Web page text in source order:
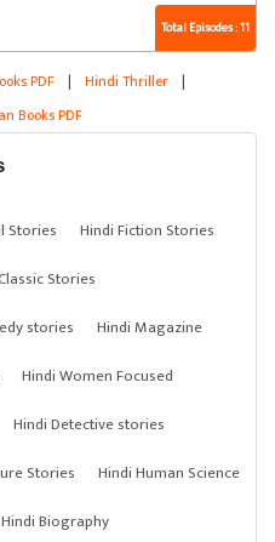
Total Episodes : 11
PDF | Hindi Thriller |
Books PDF
Stories
Hindi Fiction Stories
Stories
stories
Hindi Magazine
Hindi Women Focused
Hindi Detective stories
Stories
Hindi Human Science
Hindi Biography